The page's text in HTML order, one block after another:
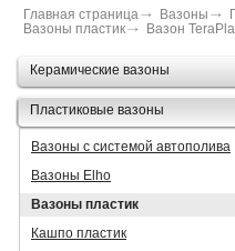
Главная страница Вазоны
Вазоны пластик
Вазон
Керамические вазоны
Пластиковые вазоны
Вазоны с системой автополива
Вазоны Elho
Вазоны пластик
Кашпо пластик